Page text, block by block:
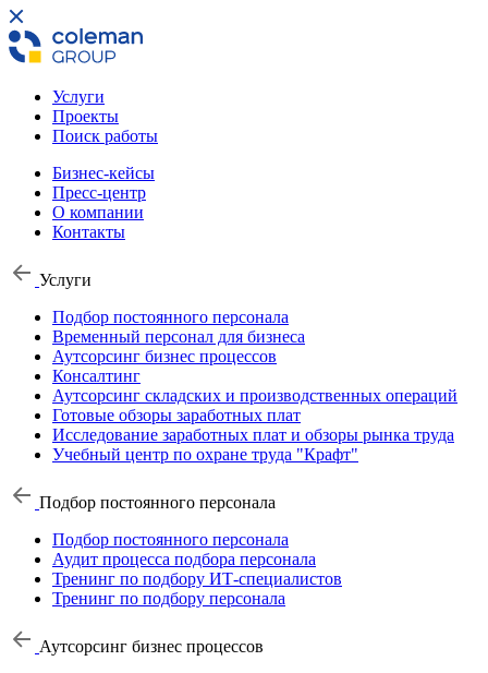
Услуги
Проекты
Поиск работы
Бизнес-кейсы
Пресс-центр
О компании
Контакты
Услуги
Подбор постоянного персонала
Временный персонал для бизнеса
Аутсорсинг бизнес процессов
Консалтинг
Аутсорсинг складских и производственных операций
Готовые обзоры заработных плат
Исследование заработных плат и обзоры рынка труда
Учебный центр по охране труда "Крафт"
Подбор постоянного персонала
Подбор постоянного персонала
Аудит процесса подбора персонала
Тренинг по подбору ИТ-специалистов
Тренинг по подбору персонала
Аутсорсинг бизнес процессов